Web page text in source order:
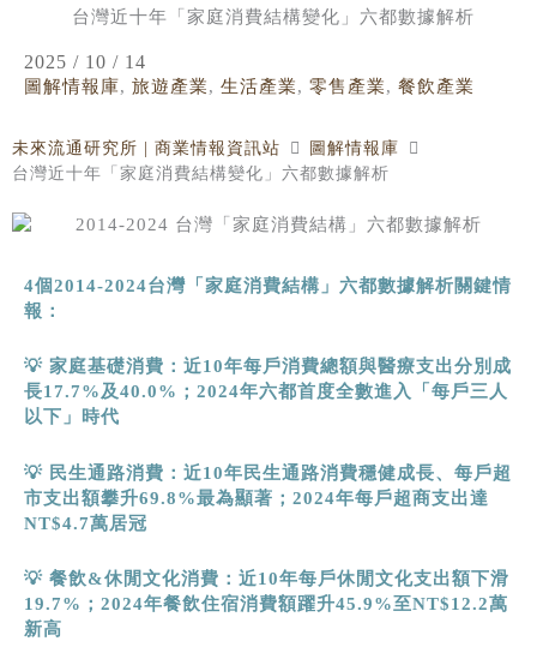
台灣近十年「家庭消費結構變化」六都數據解析
2025 / 10 / 14
圖解情報庫, 旅遊產業, 生活產業, 零售產業, 餐飲產業
未來流通研究所 | 商業情報資訊站
圖解情報庫
台灣近十年「家庭消費結構變化」六都數據解析
4個2014-2024台灣「家庭消費結構」六都數據解析關鍵情
報：
💡 家庭基礎消費：近10年每戶消費總額與醫療支出分別成
長17.7%及40.0% ； 2024年六都首度全數進入「每戶三人
以下」時代
💡 民生通路消費：近10年民生通路消費穩健成長、每戶超
市支出額攀升69.8%最為顯著； 2024年每戶超商支出達
NT$4.7萬居冠
💡 餐飲&休閒文化消費：近10年每戶休閒文化支出額下滑
19.7% ； 2024年餐飲住宿消費額躍升45.9%至NT$12.2萬
新高